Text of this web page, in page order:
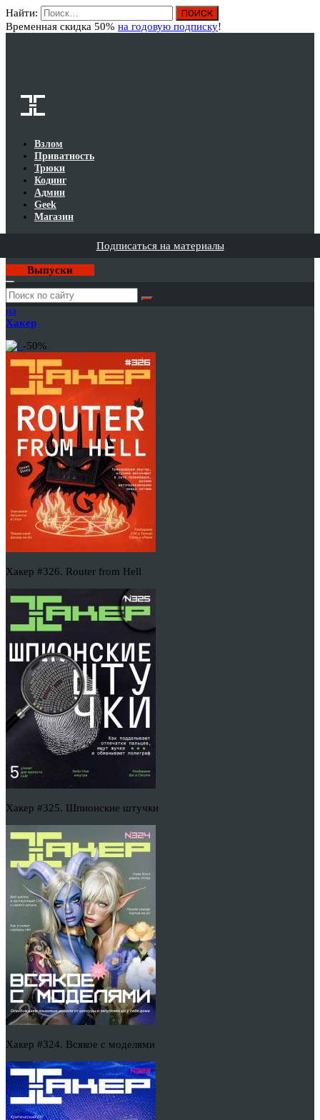
Найти:
Временная скидка 50% на годовую подписку!
Взлом
Приватность
Трюки
Кодинг
Админ
Geek
Магазин
Подписаться на материалы
Выпуски
Годовая
подписка
на
Хакер
-50%
Хакер #326. Router from Hell
Хакер #325. Шпионские штучки
Хакер #324. Всякое с моделями